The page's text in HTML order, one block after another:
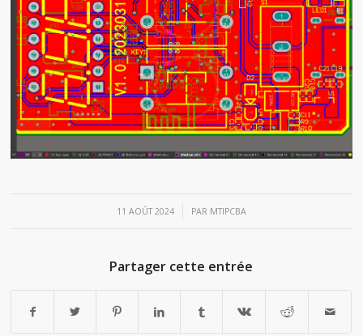
11 AOÛT 2024
/ PAR MTIPCBA
Partager cette entrée